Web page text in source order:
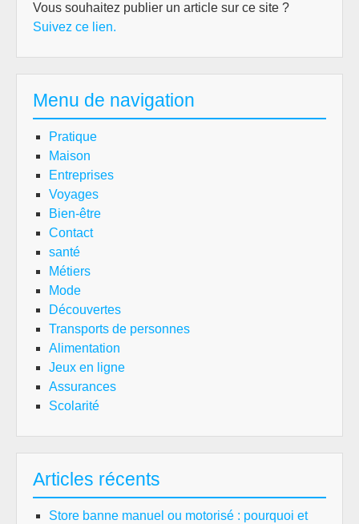
Vous souhaitez publier un article sur ce site ?
Suivez ce lien.
Menu de navigation
Pratique
Maison
Entreprises
Voyages
Bien-être
Contact
santé
Métiers
Mode
Découvertes
Transports de personnes
Alimentation
Jeux en ligne
Assurances
Scolarité
Articles récents
Store banne manuel ou motorisé : pourquoi et